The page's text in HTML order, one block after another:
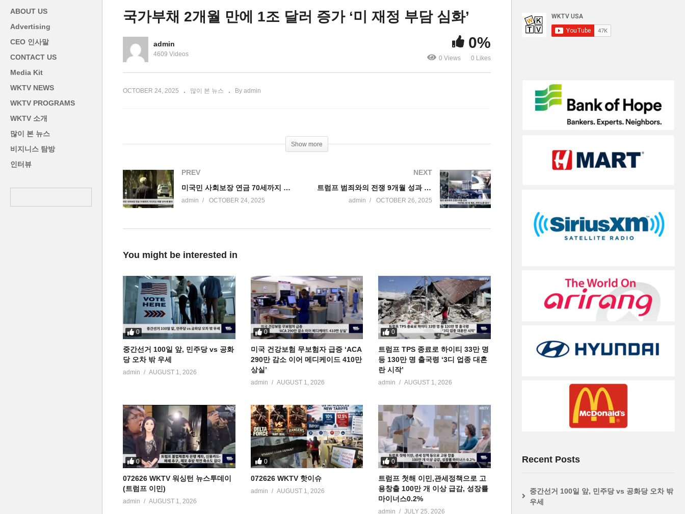
이민신분
연방 셧다운 11월 첫째 주인
내주 결판난다 ‘공화 핵 옵션
또는 민주 출구 찾기’
트럼프 눈동자, 얼굴 인식 등
ABOUT US
Advertising
CEO 인사말
CONTACT US
Media Kit
WKTV NEWS
WKTV PROGRAMS
WKTV 소개
많이 본 뉴스
비지니스 탐방
인터뷰
국가부채 2개월 만에 1조 달러 증가 ‘미 재정 부담 심화’
admin
4609 Videos
0%
0 Views 0 Likes
OCTOBER 24, 2025 많이 본 뉴스 By admin
Show more
PREV
미국민 사회보장 연금 70세까지 기다리는 비율 10%에 불과
admin OCTOBER 24, 2025
NEXT
트럼프 범죄와의 전쟁 9개월 성과 ‘카르텔 3천 명 체포, 마약 91톤 압수’
admin OCTOBER 26, 2025
You might be interested in
0
중간선거 100일 앞, 민주당 vs 공화
당 오차 밖 우세
admin AUGUST 1, 2026
0
미국 건강보험 무보험자 급증 ‘ACA
290만 감소 이어 메디케이드 410만
상실’
admin AUGUST 1, 2026
0
트럼프 TPS 종료로 하이티 33만 명
등 130만 명 출국령 ‘3디 업종 대혼
란 시작’
admin AUGUST 1, 2026
0
072626 WKTV 워싱턴 뉴스투데이
(트럼프 이민)
admin AUGUST 1, 2026
0
072626 WKTV 핫이슈
admin AUGUST 1, 2026
0
트럼프 첫해 이민,관세정책으로 고
용창출 100만 개 이상 급감, 성장률
마이너스0.2%
admin JULY 25, 2026
Recent Posts
중간선거 100일 앞, 민주당 vs 공화당 오차 밖
우세